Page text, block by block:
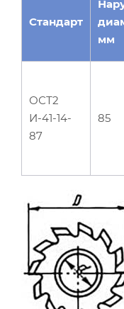
Стандарт
мм
ОСТ2
И-41-14-
87
85